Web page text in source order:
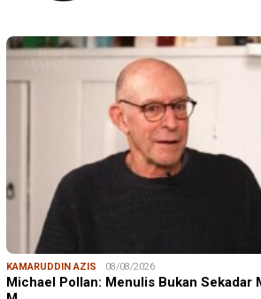
KAMARUDDIN AZIS 08/08/2026
Michael Pollan: Menulis Bukan Sekadar